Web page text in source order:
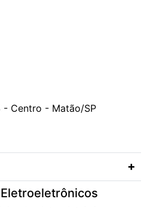
- Centro - Matão/SP